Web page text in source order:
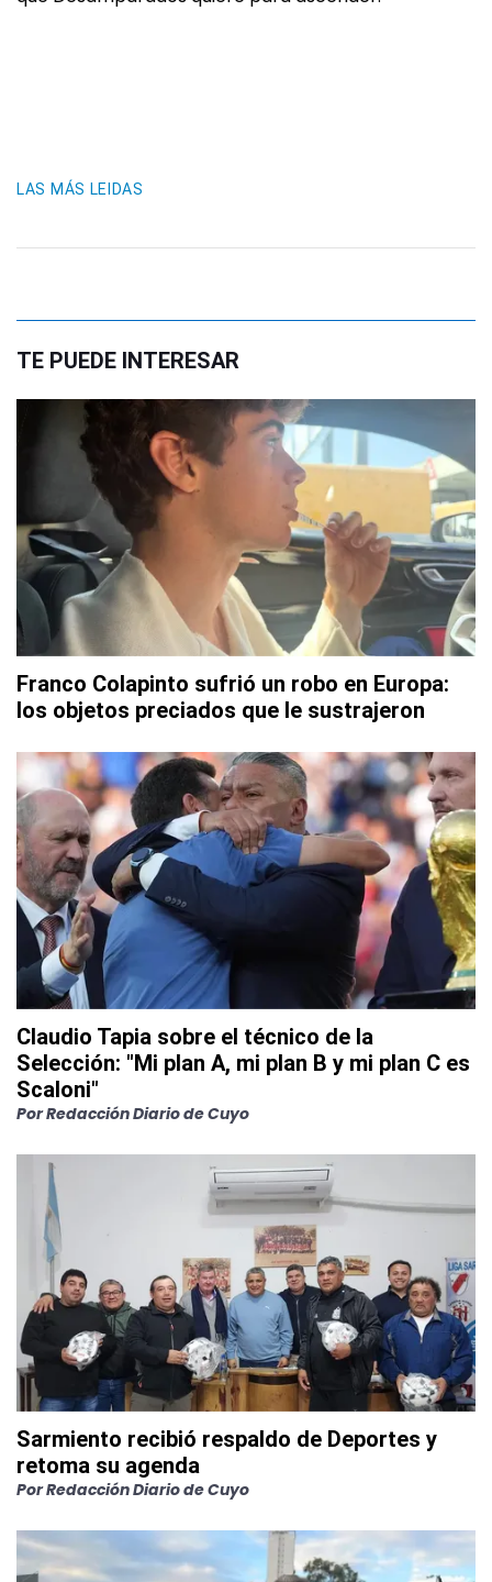
LAS MÁS LEIDAS
TE PUEDE INTERESAR
Franco Colapinto sufrió un robo en Europa:
los objetos preciados que le sustrajeron
Claudio Tapia sobre el técnico de la
Selección: "Mi plan A, mi plan B y mi plan C es
Scaloni"
PorRedacción Diario de Cuyo
Sarmiento recibió respaldo de Deportes y
retoma su agenda
PorRedacción Diario de Cuyo